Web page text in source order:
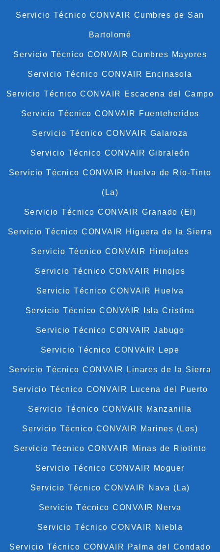
Servicio Técnico CONVAIR Cumbres de San
Bartolomé
Servicio Técnico CONVAIR Cumbres Mayores
Servicio Técnico CONVAIR Encinasola
Servicio Técnico CONVAIR Escacena del Campo
Servicio Técnico CONVAIR Fuenteheridos
Servicio Técnico CONVAIR Galaroza
Servicio Técnico CONVAIR Gibraleón
Servicio Técnico CONVAIR Huelva de Río-Tinto
(La)
Servicio Técnico CONVAIR Granado (El)
Servicio Técnico CONVAIR Higuera de la Sierra
Servicio Técnico CONVAIR Hinojales
Servicio Técnico CONVAIR Hinojos
Servicio Técnico CONVAIR Huelva
Servicio Técnico CONVAIR Isla Cristina
Servicio Técnico CONVAIR Jabugo
Servicio Técnico CONVAIR Lepe
Servicio Técnico CONVAIR Linares de la Sierra
Servicio Técnico CONVAIR Lucena del Puerto
Servicio Técnico CONVAIR Manzanilla
Servicio Técnico CONVAIR Marines (Los)
Servicio Técnico CONVAIR Minas de Riotinto
Servicio Técnico CONVAIR Moguer
Servicio Técnico CONVAIR Nava (La)
Servicio Técnico CONVAIR Nerva
Servicio Técnico CONVAIR Niebla
Servicio Técnico CONVAIR Palma del Condado